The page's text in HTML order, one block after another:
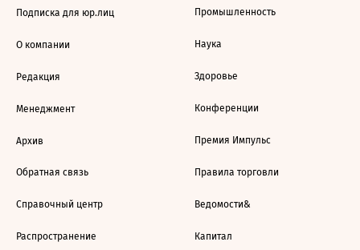
Подписка для юр.лиц
О компании
Редакция
Менеджмент
Архив
Обратная связь
Справочный центр
Распространение
Промышленность
Наука
Здоровье
Конференции
Премия Импульс
Правила торговли
Ведомости&
Капитал